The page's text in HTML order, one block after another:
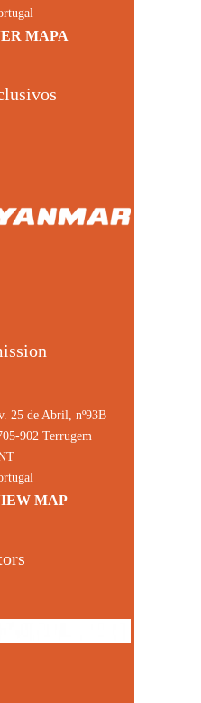
MAPA
25 de Abril, nº93B
902 Terrugem
MAP